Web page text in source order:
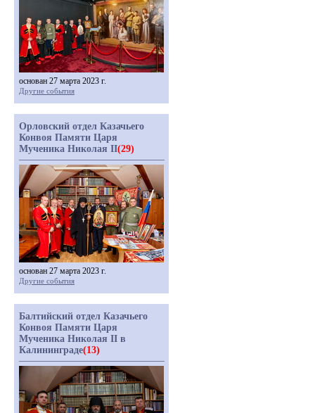
основан 27 марта 2023 г.
Другие события
Орловский отдел Казачьего
Конвоя Памяти Царя
Мученика Николая II(29)
основан 27 марта 2023 г.
Другие события
Балтийский отдел Казачьего
Конвоя Памяти Царя
Мученика Николая II в
Калининграде(13)